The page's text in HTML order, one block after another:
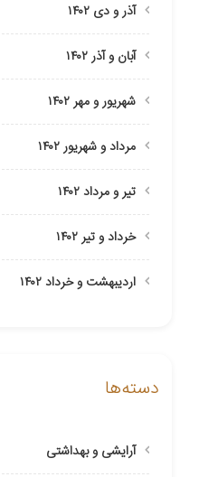
آذر و دی ۱۴۰۲
آبان و آذر ۱۴۰۲
شهریور و مهر ۱۴۰۲
مرداد و شهریور ۱۴۰۲
تیر و مرداد ۱۴۰۲
خرداد و تیر ۱۴۰۲
اردیبهشت و خرداد ۱۴۰۲
دسته‌ها
آرایشی و بهداشتی